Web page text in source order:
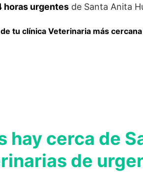
horas urgentes de Santa Anita
tu clínica Veterinaria más
hay cerca de
de